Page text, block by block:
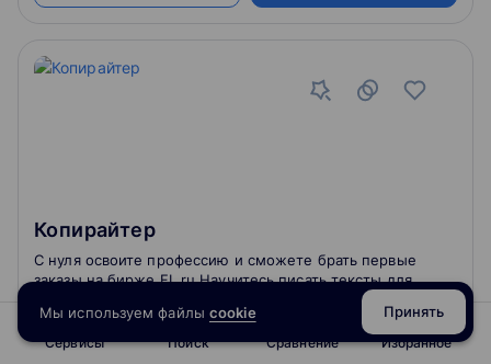
Копирайтер
5 5отзывов
С нуля освоите профессию и сможете брать первые
заказы на бирже FL.ru Научитесь писать тексты для
разных площадок и добавите в портфолио 10 кейсов
На расширенной траектории получите
специализацию редактора
Сервисы Поиск Сравнение Избранное
Мы используем файлы cookie Принять